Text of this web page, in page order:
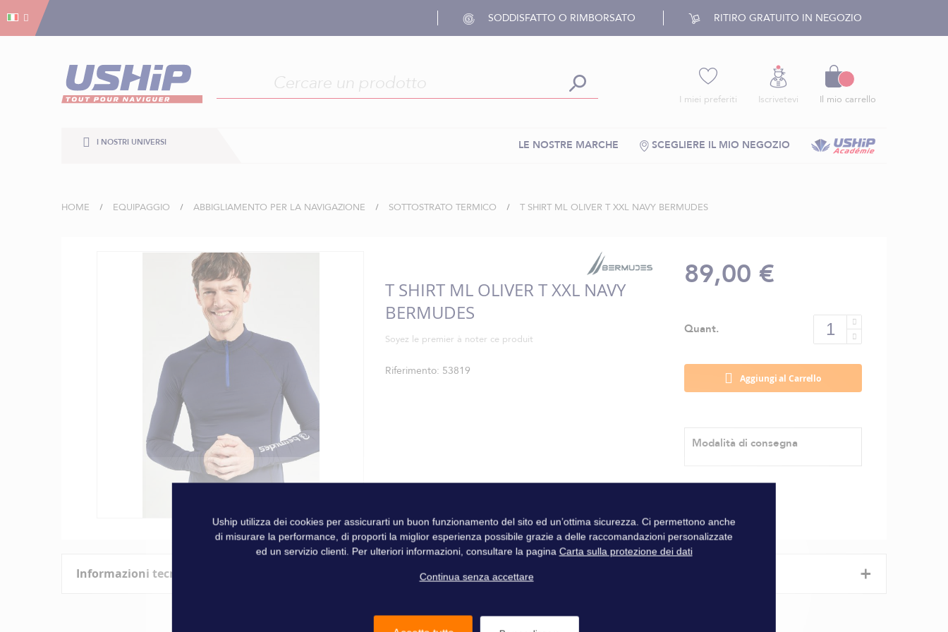
SODDISFATTO O RIMBORSATO RITIRO GRATUITO IN NEGOZIO
I miei preferiti Iscrivetevi Il mio carrello
I NOSTRI UNIVERSI SCEGLIERE IL MIO NEGOZIO
LE NOSTRE MARCHE
HOME EQUIPAGGIO ABBIGLIAMENTO PER LA NAVIGAZIONE SOTTOSTRATO TERMICO T SHIRT ML OLIVER T XXL NAVY BERMUDES
galleria
T SHIRT ML OLIVER T XXL NAVY
BERMUDES
Soyez le premier à noter ce produit
Riferimento 53819
89,00 €
Quant.
Aggiungi al Carrello
Modalità di consegna
Informazioni tecniche +
Gestion dei cookies
Uship utilizza dei cookies per assicurarti un buon funzionamento del sito ed un’ottima sicurezza. Ci permettono anche
di misurare la performance, di proporti la miglior esperienza possibile grazie a delle raccomandazioni personalizzate
ed un servizio clienti. Per ulteriori informazioni, consultare la pagina Carta sulla protezione dei dati
Continua senza accettare
Gestion dei cookies